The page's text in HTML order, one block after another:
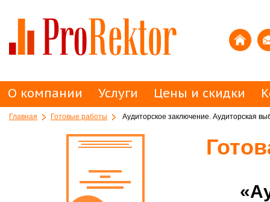
О компании Услуги Цены и скидки
Главная Готовые работы Аудиторское заключение. Аудиторская